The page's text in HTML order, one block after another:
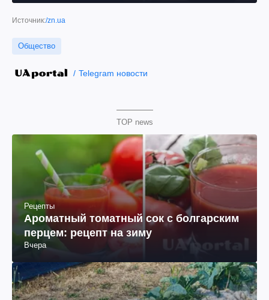
Источник:/zn.ua
Общество
Telegram новости
TOP news
Рецепты
Ароматный томатный сок с болгарским
перцем: рецепт на зиму
Вчера